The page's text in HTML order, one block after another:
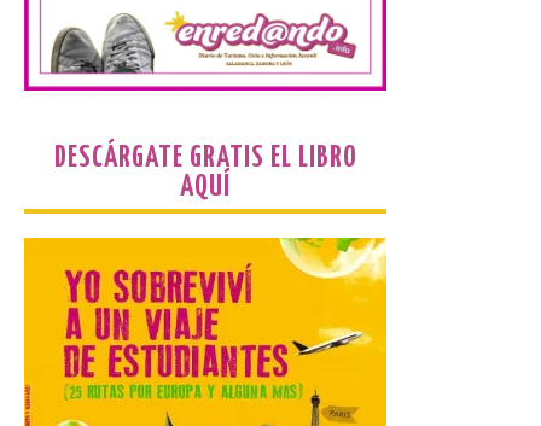
La Feria Internacional de
Muestras de Asturias
celebra este domingo el
día de León y Astorga
La 69ª edición de la Feria
de Asturias (FIDMA) se
celebra del 1 al 16 de
agosto de 2026 en el
Recinto Ferial de Asturias Luis Adaro de
Gijón. El Recinto Ferial Luis Adaro de
Gijón/Xixón acoge […]
DESCÁRGATE GRATIS EL LIBRO
AQUÍ